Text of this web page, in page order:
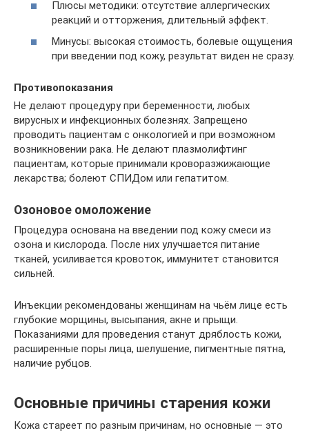
Плюсы методики: отсутствие аллергических
реакций и отторжения, длительный эффект.
Минусы: высокая стоимость, болевые ощущения
при введении под кожу, результат виден не сразу.
Противопоказания
Не делают процедуру при беременности, любых
вирусных и инфекционных болезнях. Запрещено
проводить пациентам с онкологией и при возможном
возникновении рака. Не делают плазмолифтинг
пациентам, которые принимали кроворазжижающие
лекарства; болеют СПИДом или гепатитом.
Озоновое омоложение
Процедура основана на введении под кожу смеси из
озона и кислорода. После них улучшается питание
тканей, усиливается кровоток, иммунитет становится
сильней.
Инъекции рекомендованы женщинам на чьём лице есть
глубокие морщины, высыпания, акне и прыщи.
Показаниями для проведения станут дряблость кожи,
расширенные поры лица, шелушение, пигментные пятна,
наличие рубцов.
Основные причины старения кожи
Кожа стареет по разным причинам, но основные — это